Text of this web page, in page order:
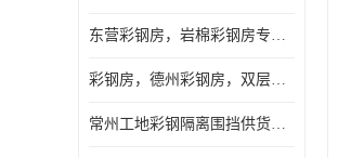
东营彩钢房，岩棉彩钢房专业制作安装
彩钢房，德州彩钢房，双层彩钢房，岩棉彩钢房供应商
常州工地彩钢隔离围挡供货商 科宇钢构工程